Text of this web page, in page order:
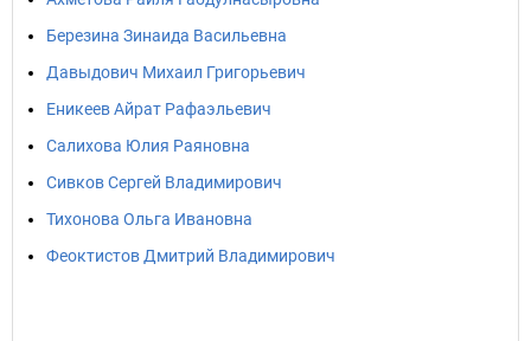
Березина Зинаида Васильевна
Давыдович Михаил Григорьевич
Еникеев Айрат Рафаэльевич
Салихова Юлия Раяновна
Сивков Сергей Владимирович
Тихонова Ольга Ивановна
Феоктистов Дмитрий Владимирович